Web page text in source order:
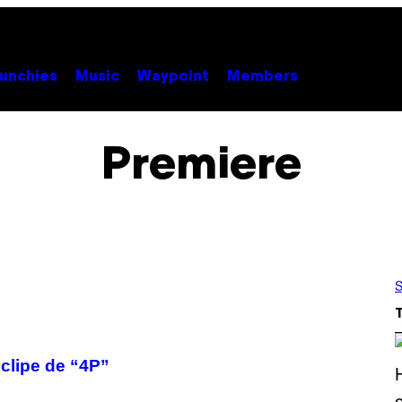
Music Waypoint Members
Premiere
de “4P”